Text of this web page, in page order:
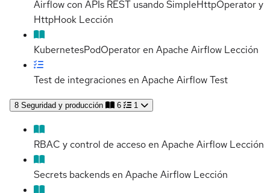
Airflow con APIs REST usando SimpleHttpOperator y
HttpHook Lección
KubernetesPodOperator en Apache Airflow Lección
Test de integraciones en Apache AirflowTest
8 Seguridad y producción 6 1
RBAC y control de acceso en Apache Airflow Lección
Secrets backends en Apache Airflow Lección